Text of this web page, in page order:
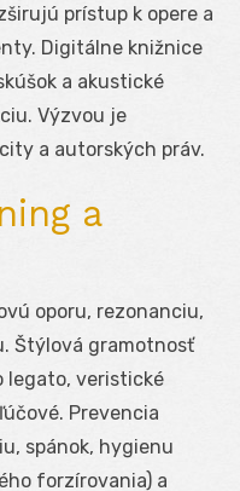
prístup k opere a
Digitálne knižnice
a akustické
Výzvou je
a autorských práv.
a
oporu, rezonanciu,
Štýlová gramotnosť
legato, veristické
Prevencia
spánok, hygienu
forzírovania) a